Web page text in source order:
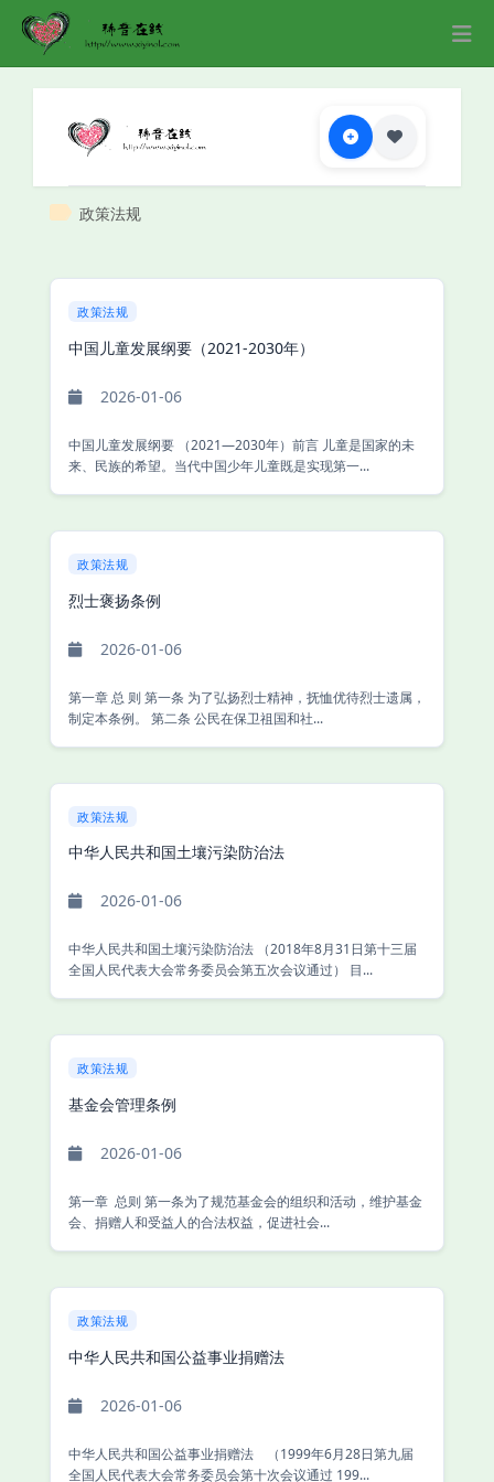
政策法规
政策法规
中国儿童发展纲要（2021-2030年）
2026-01-06
中国儿童发展纲要 （2021—2030年）前言 儿童是国家的未
来、民族的希望。当代中国少年儿童既是实现第一...
政策法规
烈士褒扬条例
2026-01-06
第一章 总 则 第一条 为了弘扬烈士精神，抚恤优待烈士遗属，
制定本条例。 第二条 公民在保卫祖国和社...
政策法规
中华人民共和国土壤污染防治法
2026-01-06
中华人民共和国土壤污染防治法 （2018年8月31日第十三届
全国人民代表大会常务委员会第五次会议通过） 目...
政策法规
基金会管理条例
2026-01-06
第一章 总则 第一条为了规范基金会的组织和活动，维护基金
会、捐赠人和受益人的合法权益，促进社会...
政策法规
中华人民共和国公益事业捐赠法
2026-01-06
中华人民共和国公益事业捐赠法 （1999年6月28日第九届
全国人民代表大会常务委员会第十次会议通过 199...